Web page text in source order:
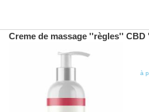
Creme de massage ''règles''
à